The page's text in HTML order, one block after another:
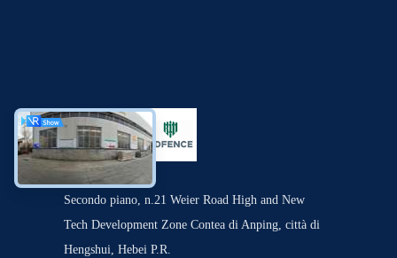
Secondo piano, n.21 Weier Road High and New
Tech Development Zone Contea di Anping, città di
Hengshui, Hebei P.R.